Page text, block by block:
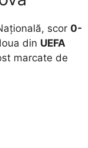
scor 0-
din UEFA
marcate de